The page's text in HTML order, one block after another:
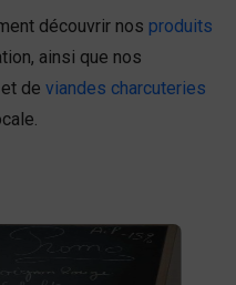
découvrir nos produits
ainsi que nos
et de viandes charcuteries